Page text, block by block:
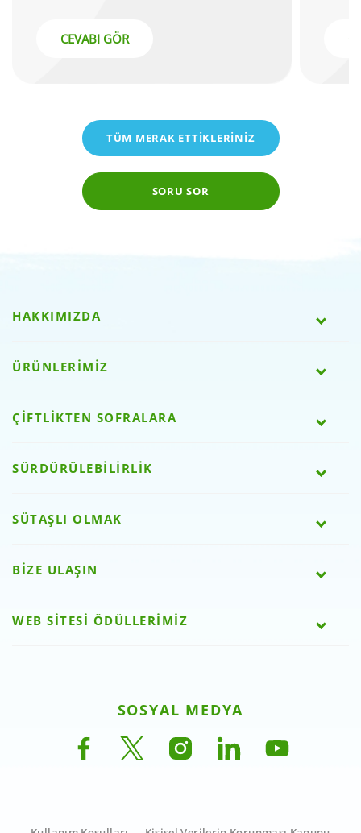
CEVABI GÖR
TÜM MERAK ETTİKLERİNİZ
SORU SOR
HAKKIMIZDA
ÜRÜNLERİMİZ
ÇİFTLİKTEN SOFRALARA
SÜRDÜRÜLEBİLİRLİK
SÜTAŞLI OLMAK
BİZE ULAŞIN
WEB SİTESİ ÖDÜLLERİMİZ
SOSYAL MEDYA